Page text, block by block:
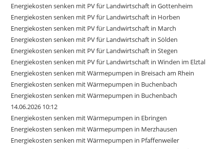
Energiekosten senken mit PV für Landwirtschaft in Gottenheim
Energiekosten senken mit PV für Landwirtschaft in Horben
Energiekosten senken mit PV für Landwirtschaft in March
Energiekosten senken mit PV für Landwirtschaft in Sölden
Energiekosten senken mit PV für Landwirtschaft in Stegen
Energiekosten senken mit PV für Landwirtschaft in Winden im Elztal
Energiekosten senken mit Wärmepumpen in Breisach am Rhein
Energiekosten senken mit Wärmepumpen in Buchenbach
Energiekosten senken mit Wärmepumpen in Buchenbach
14.06.2026 10:12
Energiekosten senken mit Wärmepumpen in Ebringen
Energiekosten senken mit Wärmepumpen in Merzhausen
Energiekosten senken mit Wärmepumpen in Pfaffenweiler